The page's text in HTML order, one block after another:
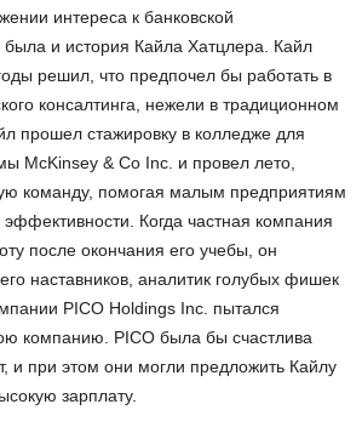
интереса к банковской
была и история Кайла Хатцлера. Кайл
решил, что предпочел бы работать в
консалтинга, нежели в традиционном
прошел стажировку в колледже для
McKinsey & Co Inc. и провел лето,
команду, помогая малым предприятиям
эффективности. Когда частная компания
после окончания его учебы, он
наставников, аналитик голубых фишек
PICO Holdings Inc. пытался
компанию. PICO была бы счастлива
и при этом они могли предложить Кайлу
зарплату.